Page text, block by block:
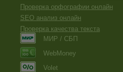
Проверка орфографии онлайн
SEO анализ онлайн
Проверка качества текста
МИР / СБП
WebMoney
Volet